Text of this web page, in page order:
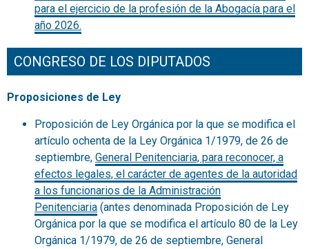
para el ejercicio de la profesión de la Abogacía para el
año 2026.
CONGRESO DE LOS DIPUTADOS
Proposiciones de Ley
Proposición de Ley Orgánica por la que se modifica el
artículo ochenta de la Ley Orgánica 1/1979, de 26 de
septiembre, General Penitenciaria, para reconocer, a
efectos legales, el carácter de agentes de la autoridad
a los funcionarios de la Administración
Penitenciaria (antes denominada Proposición de Ley
Orgánica por la que se modifica el artículo 80 de la Ley
Orgánica 1/1979, de 26 de septiembre, General